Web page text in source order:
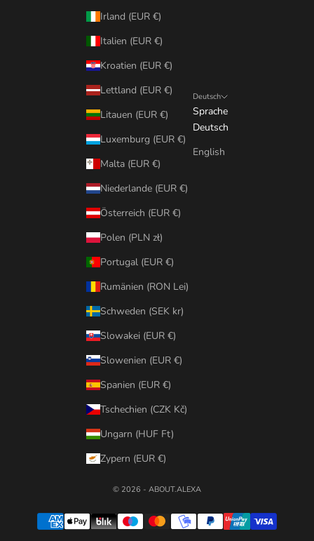
Irland (EUR €)
Italien (EUR €)
Kroatien (EUR €)
Lettland (EUR €)
Litauen (EUR €)
Luxemburg (EUR €)
Malta (EUR €)
Niederlande (EUR €)
Österreich (EUR €)
Polen (PLN zł)
Portugal (EUR €)
Rumänien (RON Lei)
Schweden (SEK kr)
Slowakei (EUR €)
Slowenien (EUR €)
Spanien (EUR €)
Tschechien (CZK Kč)
Ungarn (HUF Ft)
Zypern (EUR €)
Deutsch
Sprache
Deutsch
English
© 2026 - ABOUT.ALEXA